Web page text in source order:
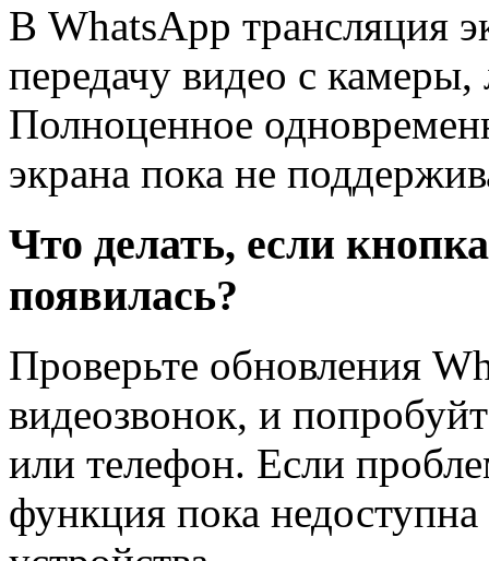
В WhatsApp трансляция
передачу видео с камеры,
Полноценное
экрана пока не
Что делать, если
появилась?
Проверьте обновления
видеозвонок, и
или телефон. Если
функция пока